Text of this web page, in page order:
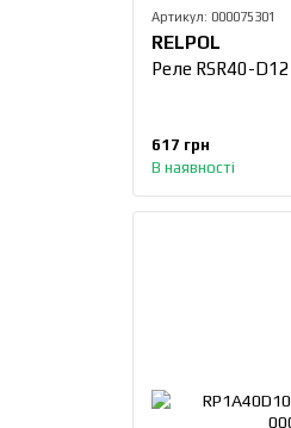
Артикул: 000075301
RELPOL
Реле RSR40-
617 грн
В наявності